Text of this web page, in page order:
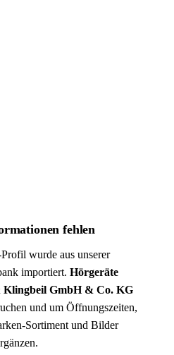
fehlen
wurde aus unserer
importiert. Hörgeräte
GmbH & Co. KG
und um Öffnungszeiten,
Sortiment und Bilder